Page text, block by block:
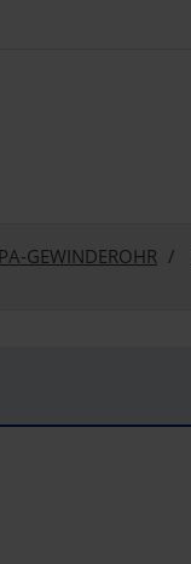
GEWINDEROHR